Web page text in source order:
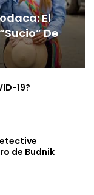
El
De
19?
de Budnik